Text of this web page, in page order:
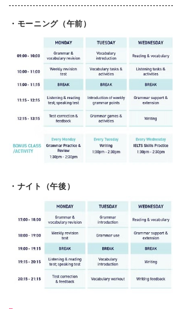
・モーニング（午前）
・ナイト（午後）